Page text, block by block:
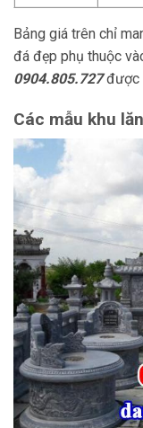
Bảng giá trên chỉ
đá đẹp phụ thuộc
0904.805.727được
Các mẫu khu